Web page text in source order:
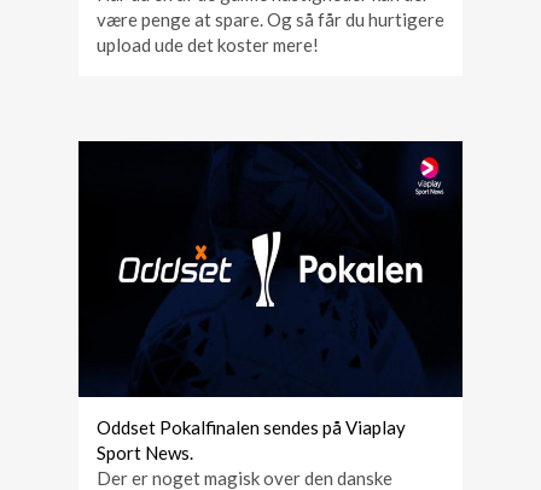
være penge at spare. Og så får du hurtigere
upload ude det koster mere!
Oddset Pokalfinalen sendes på Viaplay
Sport News.
Der er noget magisk over den danske